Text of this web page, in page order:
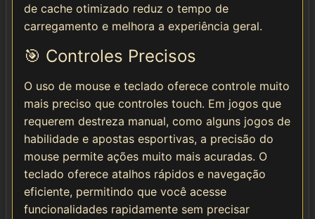
de cache otimizado reduz o tempo de
carregamento e melhora a experiência geral.
🎯 Controles Precisos
O uso de mouse e teclado oferece controle muito
mais preciso que controles touch. Em jogos que
requerem destreza manual, como alguns jogos de
habilidade e apostas esportivas, a precisão do
mouse permite ações muito mais acuradas. O
teclado oferece atalhos rápidos e navegação
eficiente, permitindo que você acesse
funcionalidades rapidamente sem precisar